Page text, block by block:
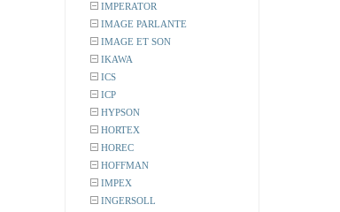
IMPERATOR
IMAGE PARLANTE
IMAGE ET SON
IKAWA
ICS
ICP
HYPSON
HORTEX
HOREC
HOFFMAN
IMPEX
INGERSOLL